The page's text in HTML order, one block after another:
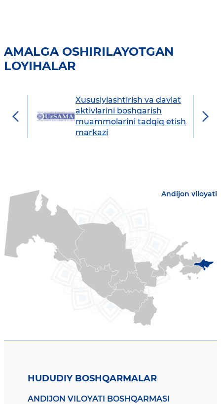
AMALGA OSHIRILAYOTGAN
LOYIHALAR
Xususiylashtirish va davlat
aktivlarini boshqarish
muammolarini tadqiq etish
markazi
Andijon viloyati
HUDUDIY BOSHQARMALAR
ANDIJON VILOYATI BOSHQARMASI